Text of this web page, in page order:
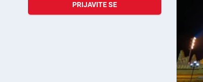
PRIJAVITE SE